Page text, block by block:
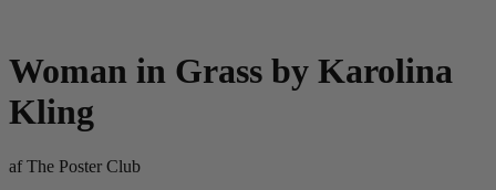
Woman in Grass by Karolina
Kling
afThe Poster Club